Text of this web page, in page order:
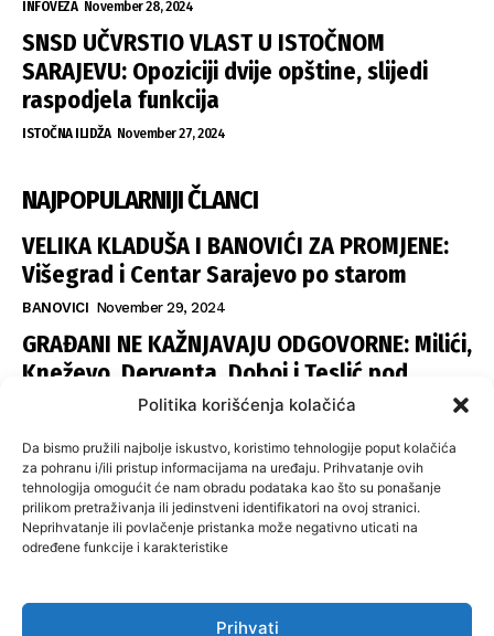
Politika korišćenja kolačića
Da bismo pružili najbolje iskustvo, koristimo tehnologije poput kolačića
za pohranu i/ili pristup informacijama na uređaju. Prihvatanje ovih
tehnologija omogućit će nam obradu podataka kao što su ponašanje
prilikom pretraživanja ili jedinstveni identifikatori na ovoj stranici.
Neprihvatanje ili povlačenje pristanka može negativno uticati na
određene funkcije i karakteristike
Prihvati
INFOVEZA November 28, 2024
SNSD UČVRSTIO VLAST U ISTOČNOM
SARAJEVU: Opoziciji dvije opštine, slijedi
raspodjela funkcija
ISTOČNA ILIDŽA November 27, 2024
NAJPOPULARNIJI ČLANCI
VELIKA KLADUŠA I BANOVIĆI ZA PROMJENE:
Višegrad i Centar Sarajevo po starom
BANOVICI November 29, 2024
GRAĐANI NE KAŽNJAVAJU ODGOVORNE: Milići,
Kneževo, Derventa, Doboj i Teslić pod
šapom istih stranaka
SNSD UČVRSTIO VLAST U ISTOČNOM
SARAJEVU: Opoziciji dvije opštine, slijedi
raspodjela funkcija
ISTOČNA ILIDŽA